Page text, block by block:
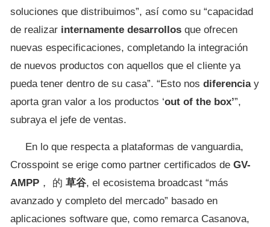
soluciones que distribuimos”, así como su “capacidad
de realizar internamente desarrollos que ofrecen
nuevas especificaciones, completando la integración
de nuevos productos con aquellos que el cliente ya
pueda tener dentro de su casa”. “Esto nos diferencia y
aporta gran valor a los productos ‘out of the box’”,
subraya el jefe de ventas.
En lo que respecta a plataformas de vanguardia,
Crosspoint se erige como partner certificados de GV-
AMPP ， 的 草谷, el ecosistema broadcast “más
avanzado y completo del mercado” basado en
aplicaciones software que, como remarca Casanova,